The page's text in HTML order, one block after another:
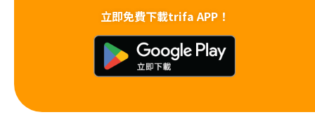
立即免費下載trifa APP！